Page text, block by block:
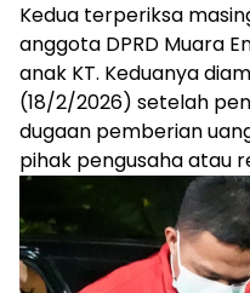
Kedua terperiksa
anggota DPRD Muara
anak KT. Keduanya
(18/2/2026) setelah
dugaan pemberian
pihak pengusaha atau